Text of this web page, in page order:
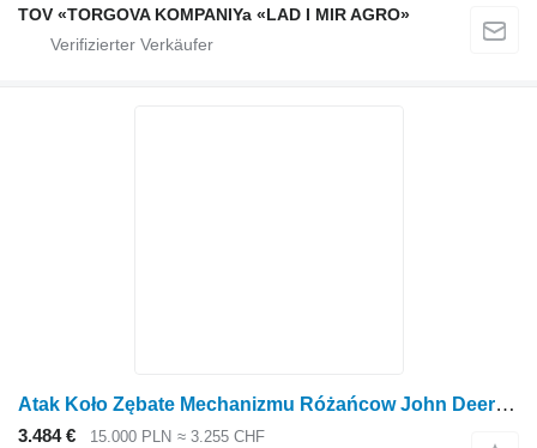
TOV «TORGOVA KOMPANIYa «LAD I MIR AGRO»
Atak Koło Zębate Mechanizmu Różańcow John Deere 9420RX 9470RX 9520RX 9620RX Angriff auf das Zahnrad des Rosenkranzmechanismus für John Deere 9420RX 9470RX 9520RX 9620RX Raupentraktor
3.484 € 15.000 PLN ≈ 3.255 CHF